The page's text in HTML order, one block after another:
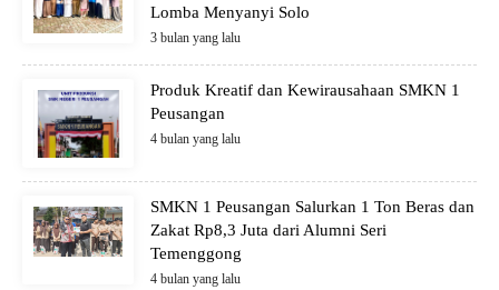
Lomba Menyanyi Solo
3 bulan yang lalu
Produk Kreatif dan Kewirausahaan SMKN 1
Peusangan
4 bulan yang lalu
SMKN 1 Peusangan Salurkan 1 Ton Beras dan
Zakat Rp8,3 Juta dari Alumni Seri
Temenggong
4 bulan yang lalu